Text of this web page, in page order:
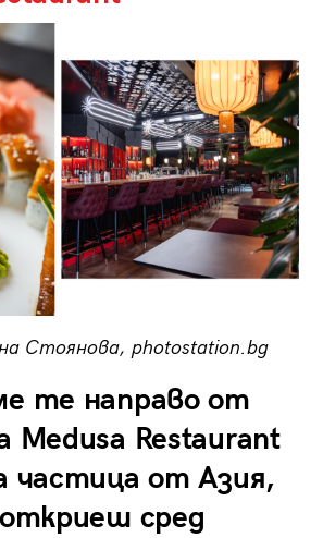
Стоянова, photostation.bg
те направо от
Medusa Restaurant
частица от Азия,
сред